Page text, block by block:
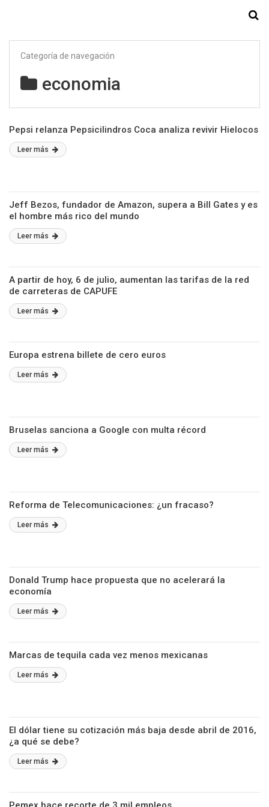
Categoría de navegación
economia
Pepsi relanza Pepsicilindros Coca analiza revivir Hielocos
Leer más
Jeff Bezos, fundador de Amazon, supera a Bill Gates y es
el hombre más rico del mundo
Leer más
A partir de hoy, 6 de julio, aumentan las tarifas de la red
de carreteras de CAPUFE
Leer más
Europa estrena billete de cero euros
Leer más
Bruselas sanciona a Google con multa récord
Leer más
Reforma de Telecomunicaciones: ¿un fracaso?
Leer más
Donald Trump hace propuesta que no acelerará la
economía
Leer más
Marcas de tequila cada vez menos mexicanas
Leer más
El dólar tiene su cotización más baja desde abril de 2016,
¿a qué se debe?
Leer más